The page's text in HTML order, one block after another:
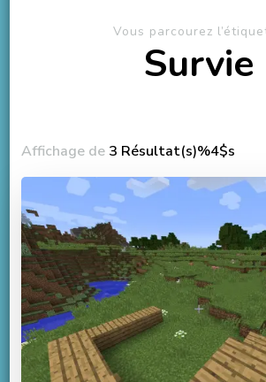
Vous parcourez
Survie
Affichage de 3 Résultat(s)%4$s